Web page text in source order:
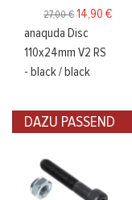
27,00 €14,90 €
anaquda Disc
110x24mm V2 RS
- black / black
DAZU PASSEND